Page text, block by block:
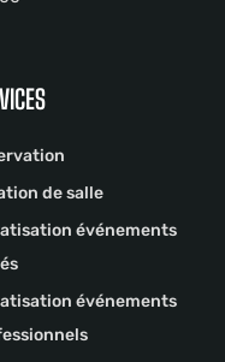
de salle
événements
événements